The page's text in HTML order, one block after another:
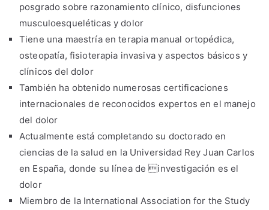
posgrado sobre razonamiento clínico, disfunciones
musculoesqueléticas y dolor
Tiene una maestría en terapia manual ortopédica,
osteopatía, fisioterapia invasiva y aspectos básicos y
clínicos del dolor
También ha obtenido numerosas certificaciones
internacionales de reconocidos expertos en el manejo
del dolor
Actualmente está completando su doctorado en
ciencias de la salud en la Universidad Rey Juan Carlos
en España, donde su línea de investigación es el
dolor
Miembro de la International Association for the Study